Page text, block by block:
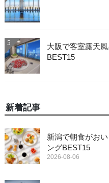
5
大阪で客室露天
BEST15
新着記事
新潟で朝食がお
ングBEST15
2026-08-06